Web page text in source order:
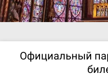
Официальный